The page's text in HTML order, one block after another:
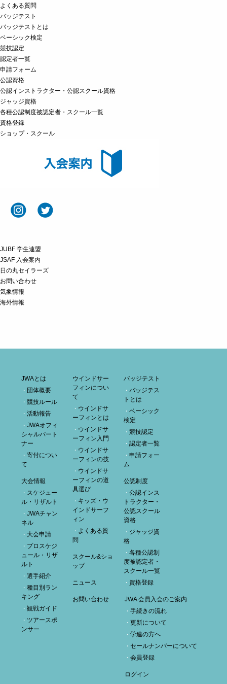
よくある質問
バッジテスト
バッジテストとは
ベーシック検定
競技認定
認定者一覧
申請フォーム
公認資格
公認インストラクター・公認スクール資格
ジャッジ資格
各種公認制度被認定者・スクール一覧
資格登録
ショップ・スクール
JUBF 学生連盟
JSAF 入会案内
日の丸セイラーズ
お問い合わせ
気象情報
海外情報
JWAとは
団体概要
競技ルール
活動報告
JWAオフィ
シャルパート
ナー
寄付につい
て
大会情報
スケジュー
ル・リザルト
JWAチャン
ネル
大会申請
プロスケジ
ュール・リザ
ルト
選手紹介
種目別ラン
キング
観戦ガイド
ツアースポ
ンサー
ウインドサー
フィンについ
て
ウインドサ
ーフィンとは
ウインドサ
ーフィン入門
ウインドサ
ーフィンの技
ウインドサ
ーフィンの道
具選び
キッズ・ウ
インドサーフ
ィン
よくある質
問
スクール&ショ
ップ
ニュース
お問い合わせ
バッジテスト
バッジテス
トとは
ベーシック
検定
競技認定
認定者一覧
申請フォー
ム
公認制度
公認インス
トラクター・
公認スクール
資格
ジャッジ資
格
各種公認制
度被認定者・
スクール一覧
資格登録
JWA 会員入会のご案内
手続きの流れ
更新について
学連の方へ
セールナンバーについて
会員登録
ログイン